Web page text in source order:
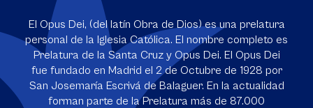
El Opus Dei, (del latín Obra de Dios) es una prelatura
personal de la Iglesia Católica. El nombre completo es
Prelatura de la Santa Cruz y Opus Dei. El Opus Dei
fue fundado en Madrid el 2 de Octubre de 1928 por
San Josemaría Escrivá de Balaguer. En la actualidad
forman parte de la Prelatura más de 87.000